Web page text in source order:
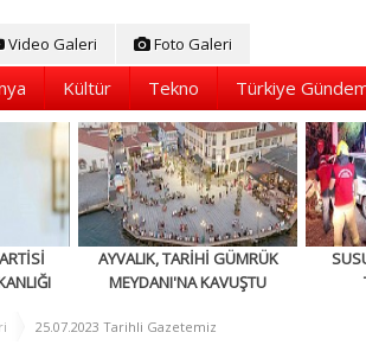
Video Galeri Foto Galeri
Kültür Tekno Türkiye
AYVALIK, TARİHİ GÜMRÜK
MEYDANI'NA KAVUŞTU
25.07.2023 Tarihli Gazetemiz